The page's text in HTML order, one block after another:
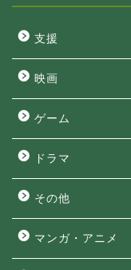
支援
映画
ゲーム
ドラマ
その他
マンガ・アニメ